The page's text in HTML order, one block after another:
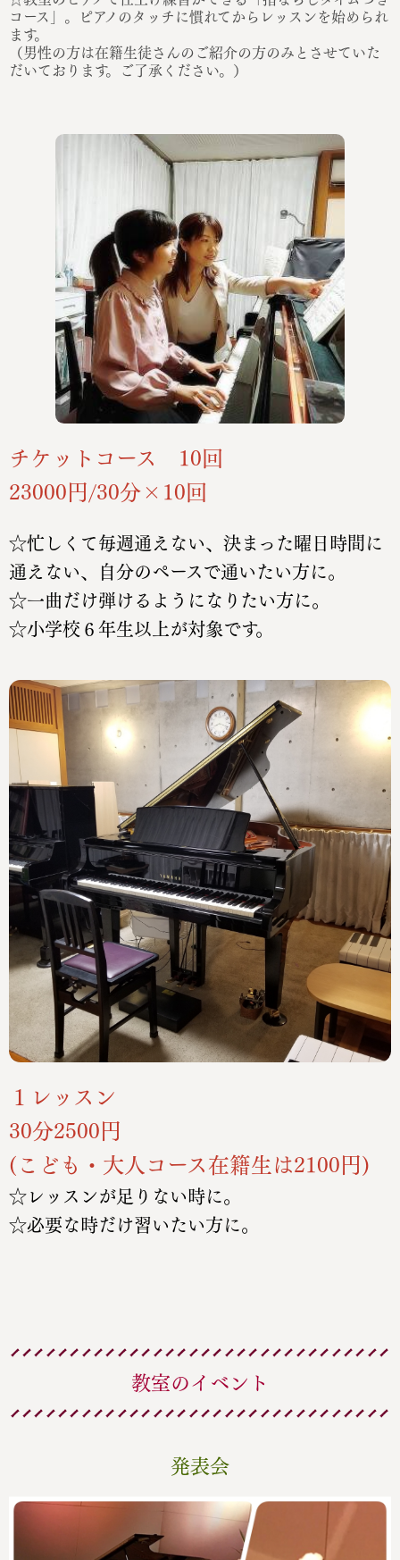
コース」。ピアノのタッチに慣れてからレッスンを始められ
ます。
（男性の方は在籍生徒さんのご紹介の方のみとさせていた
だいております。ご了承ください。）
チケットコース 10回
23000円/30分×10回
☆忙しくて毎週通えない、決まった曜日時間に
通えない、自分のペースで通いたい方に。
☆一曲だけ弾けるようになりたい方に。
☆小学校６年生以上が対象です。
１レッスン
30分2500円
(こども・大人コース在籍生は2100円)
☆レッスンが足りない時に。
☆必要な時だけ習いたい方に。
教室のイベント
発表会